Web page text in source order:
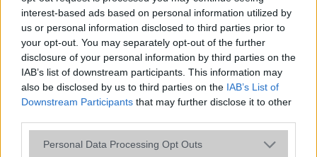
interest-based ads based on personal information utilized by
us or personal information disclosed to third parties prior to
your opt-out. You may separately opt-out of the further
disclosure of your personal information by third parties on the
IAB’s list of downstream participants. This information may
also be disclosed by us to third parties on the IAB’s List of
Downstream Participants that may further disclose it to other
Please note that this website/app uses one or more Google
Personal Data Processing Opt Outs
A tíz legjobb okostelefon 5 col alatt
2015.02.10 | Phone Arena
Sokan nem rajonganak az évek óta egyre inkább növekvõ
kijelzõkért és szeretnének 5 col alatt maradni, hogy még
egyszerûen kezelhetõ legyen egy kézzel a mobil és akár a
zsebbe is gond nélkül beférjen.
Bemutatjuk 2023 várhatóan
legsikeresebb, elérhető árú telefonját